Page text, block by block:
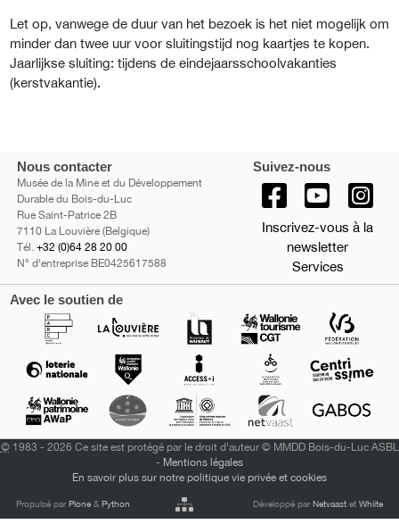
Let op, vanwege de duur van het bezoek is het niet mogelijk om
minder dan twee uur voor sluitingstijd nog kaartjes te kopen.
Jaarlijkse sluiting: tijdens de eindejaarsschoolvakanties
(kerstvakantie).
Nous contacter
Musée de la Mine et du Développement
Durable du Bois-du-Luc
Rue Saint-Patrice 2B
7110 La Louvière (Belgique)
Tél. +32 (0)64 28 20 00
N° d'entreprise BE0425617588
Suivez-nous
Inscrivez-vous à la
newsletter
Services
Avec le soutien de
©1983 - 2026 Ce site est protégé par le droit d'auteur © MMDD Bois-du-Luc ASBL
- Mentions légales
En savoir plus sur notre politique vie privée et cookies
Propulsé parPlone &Python Développé parNetvaastet Whiite